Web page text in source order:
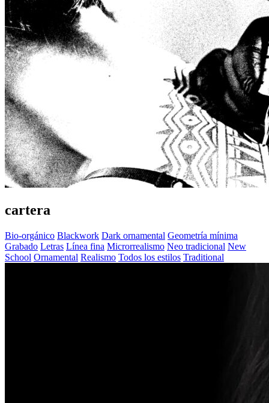
cartera
Bio-orgánico Blackwork Dark ornamental Geometría mínima
Grabado Letras Línea fina Microrrealismo Neo tradicional New
School Ornamental Realismo Todos los estilos Traditional